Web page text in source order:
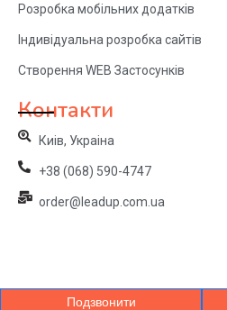
Розробка мобільних додатків
Індивідуальна розробка сайтів
Створення WEB Застосунків
Контакти
Киів, Украіна
+38 (068) 590-4747
order@leadup.com.ua
Подзвонити